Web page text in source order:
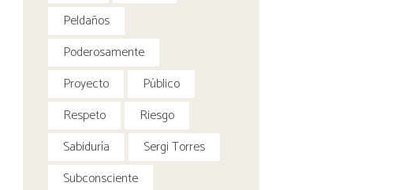
Peldaños
Poderosamente
Proyecto
Público
Respeto
Riesgo
Sabiduría
Sergi Torres
Subconsciente